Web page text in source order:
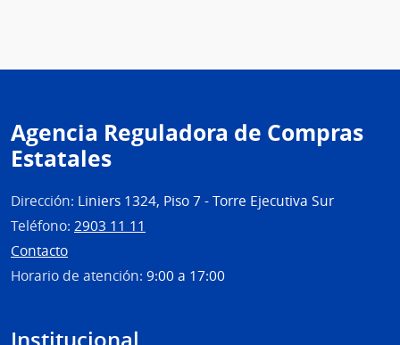
Agencia Reguladora de Compras
Estatales
Dirección: Liniers 1324, Piso 7 - Torre Ejecutiva Sur
Teléfono: 2903 11 11
Contacto
Horario de atención: 9:00 a 17:00